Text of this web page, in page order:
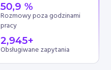
Rozmowy poza godzinami
pracy
50,9 %
Obsługiwane zapytania
2,945+